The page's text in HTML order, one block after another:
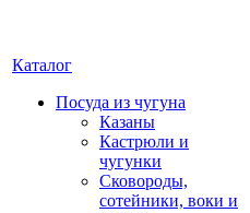
Каталог
Посуда из чугуна
Казаны
Кастрюли и
чугунки
Сковороды,
сотейники, воки и